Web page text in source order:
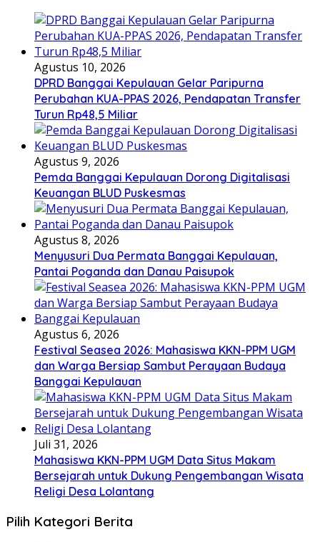
Agustus 10, 2026
DPRD Banggai Kepulauan Gelar Paripurna
Perubahan KUA-PPAS 2026, Pendapatan Transfer
Turun Rp48,5 Miliar
Agustus 9, 2026
Pemda Banggai Kepulauan Dorong Digitalisasi
Keuangan BLUD Puskesmas
Agustus 8, 2026
Menyusuri Dua Permata Banggai Kepulauan,
Pantai Poganda dan Danau Paisupok
Agustus 6, 2026
Festival Seasea 2026: Mahasiswa KKN-PPM UGM
dan Warga Bersiap Sambut Perayaan Budaya
Banggai Kepulauan
Juli 31, 2026
Mahasiswa KKN-PPM UGM Data Situs Makam
Bersejarah untuk Dukung Pengembangan Wisata
Religi Desa Lolantang
Pilih Kategori Berita